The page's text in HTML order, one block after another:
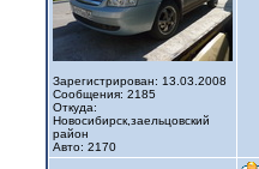
Зарегистрирован: 13.03.2008
Сообщения: 2185
Откуда:
Новосибирск,заельцовский
район
Авто: 2170